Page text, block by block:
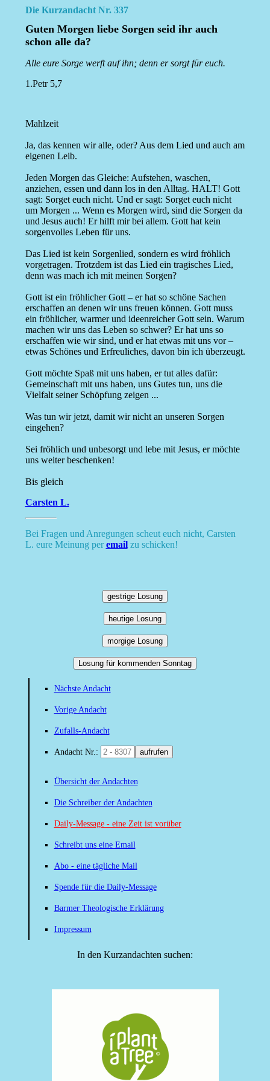
Die Kurzandacht Nr. 337
Guten Morgen liebe Sorgen seid ihr auch
schon alle da?
Alle eure Sorge werft auf ihn; denn er sorgt für euch.
1.Petr 5,7
Mahlzeit
Ja, das kennen wir alle, oder? Aus dem Lied und auch am
eigenen Leib.
Jeden Morgen das Gleiche: Aufstehen, waschen,
anziehen, essen und dann los in den Alltag. HALT! Gott
sagt: Sorget euch nicht. Und er sagt: Sorget euch nicht
um Morgen ... Wenn es Morgen wird, sind die Sorgen da
und Jesus auch! Er hilft mir bei allem. Gott hat kein
sorgenvolles Leben für uns.
Das Lied ist kein Sorgenlied, sondern es wird fröhlich
vorgetragen. Trotzdem ist das Lied ein tragisches Lied,
denn was mach ich mit meinen Sorgen?
Gott ist ein fröhlicher Gott – er hat so schöne Sachen
erschaffen an denen wir uns freuen können. Gott muss
ein fröhlicher, warmer und ideenreicher Gott sein. Warum
machen wir uns das Leben so schwer? Er hat uns so
erschaffen wie wir sind, und er hat etwas mit uns vor –
etwas Schönes und Erfreuliches, davon bin ich überzeugt.
Gott möchte Spaß mit uns haben, er tut alles dafür:
Gemeinschaft mit uns haben, uns Gutes tun, uns die
Vielfalt seiner Schöpfung zeigen ...
Was tun wir jetzt, damit wir nicht an unseren Sorgen
eingehen?
Sei fröhlich und unbesorgt und lebe mit Jesus, er möchte
uns weiter beschenken!
Bis gleich
Carsten L.
Bei Fragen und Anregungen scheut euch nicht, Carsten
L. eure Meinung peremailzu schicken!
gestrige Losung
heutige Losung
morgige Losung
Losung für kommenden Sonntag
Nächste Andacht
Vorige Andacht
Zufalls-Andacht
Andacht Nr.: aufrufen
Übersicht der Andachten
Die Schreiber der Andachten
Daily-Message - eine Zeit ist vorüber
Schreibt uns eine Email
Abo - eine tägliche Mail
Spende für die Daily-Message
Barmer Theologische Erklärung
Impressum
In den Kurzandachten suchen: